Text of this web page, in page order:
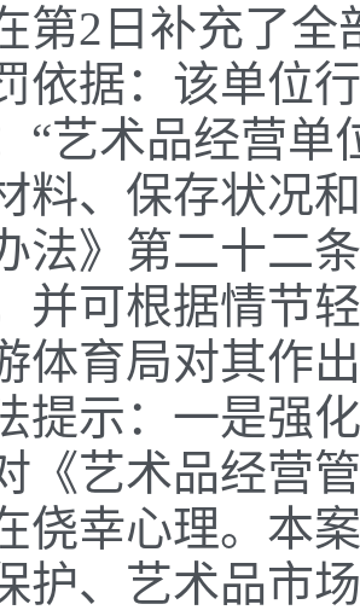
第2 日补充了
依据： 该单位
“艺术品经营
料、保存状况
法》第二十二
并可根据情节
体育局对其作
提示： 一是强
《艺术品经营
侥幸心理。本
护、艺术品市